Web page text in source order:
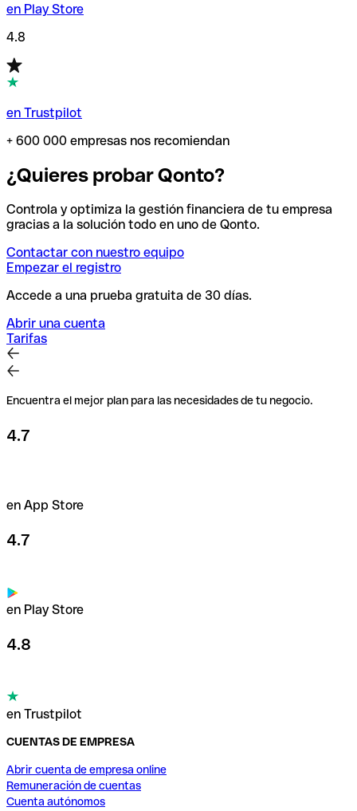
en Play Store
4.8
en Trustpilot
+ 600 000 empresas nos recomiendan
¿Quieres probar Qonto?
Controla y optimiza la gestión financiera de tu empresa
gracias a la solución todo en uno de Qonto.
Contactar con nuestro equipo
Empezar el registro
Accede a una prueba gratuita de 30 días.
Abrir una cuenta
Tarifas
Encuentra el mejor plan para las necesidades de tu negocio.
4.7
en App Store
4.7
en Play Store
4.8
en Trustpilot
CUENTAS DE EMPRESA
Abrir cuenta de empresa online
Remuneración de cuentas
Cuenta autónomos